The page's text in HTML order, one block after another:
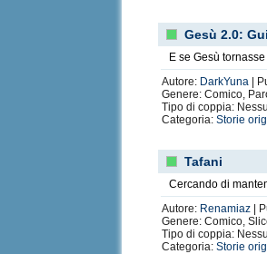
Gesù 2.0:
E se Gesù
Autore: DarkYuna |
Genere: Comico,
Tipo di coppia:
Categoria:Storie
Tafani
Cercando di
Autore: Renamiaz |
Genere: Comico,
Tipo di coppia:
Categoria:Storie